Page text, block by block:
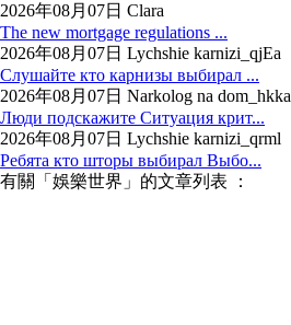
2026年08月07日 Clara
The new mortgage regulations ...
2026年08月07日 Lychshie karnizi_qjEa
Слушайте кто карнизы выбирал ...
2026年08月07日 Narkolog na dom_hkka
Люди подскажите Ситуация крит...
2026年08月07日 Lychshie karnizi_qrml
Ребята кто шторы выбирал Выбо...
有關「娛樂世界」的文章列表 ：